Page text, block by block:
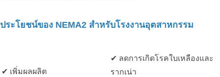
ประโยชน์ของ NEMA2 สำหรับโรงงานอุตสาหกรรม
✔ เพิ่มผลผลิต
✔ ลดการเกิดโรคใบเหลืองและ
รากเน่า